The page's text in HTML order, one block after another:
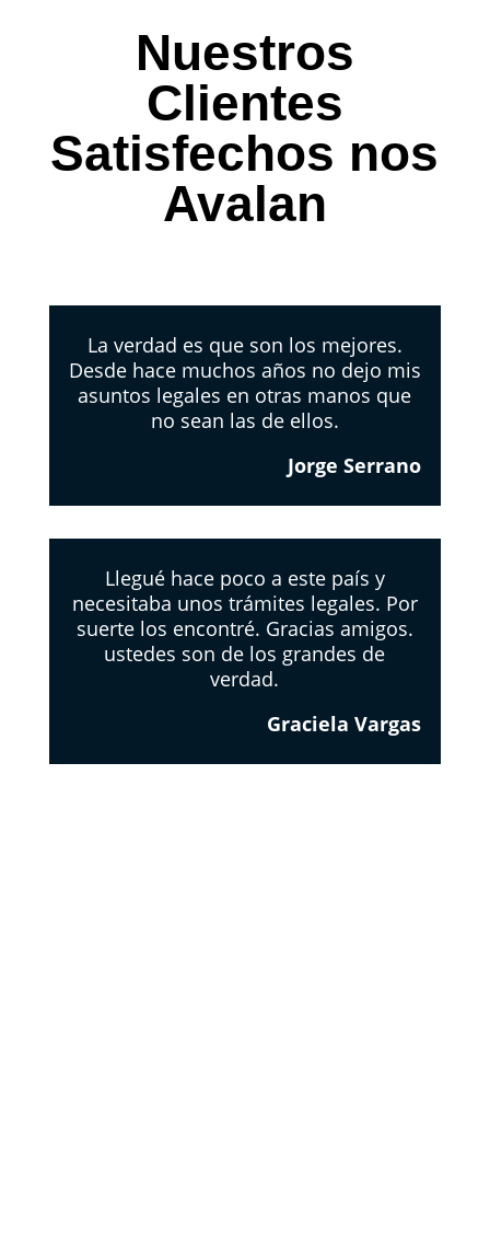
Nuestros
Clientes
Satisfechos nos
Avalan
La verdad es que son los mejores.
Desde hace muchos años no dejo mis
asuntos legales en otras manos que
no sean las de ellos.
Jorge Serrano
Llegué hace poco a este país y
necesitaba unos trámites legales. Por
suerte los encontré. Gracias amigos.
ustedes son de los grandes de
verdad.
Graciela Vargas